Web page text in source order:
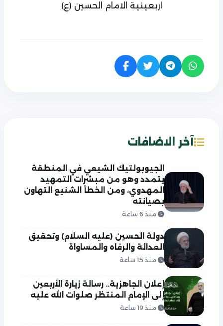
اربعينية الامام الحسين (ع)
آخر الاضافات
الجيوبولتيك الشيعي في المنطقة
يتمدد وهو من مبشرات التمهيد
المهدوي، ومن الخطأ الشنيع التهاون
بصيانته
منذ 6 ساعة
دولة الحسين (عليه السلام) وتحقيق
العدالة والرفاه والمساواة
منذ 15 ساعة
إعلان الجاهزية.. رسالة زيارة الأربعين
إلى الإمام المنتظر صلوات الله عليه
منذ 19 ساعة